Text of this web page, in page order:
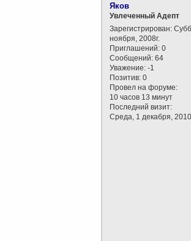
Яков
Увлеченный Адепт
Зарегистрирован:
ноября, 2008г.
Приглашений: 0
Сообщений: 64
Уважение: -1
Позитив: 0
Провел на форуме:
10 часов 13 минут
Последний визит:
Среда, 1 декабря,